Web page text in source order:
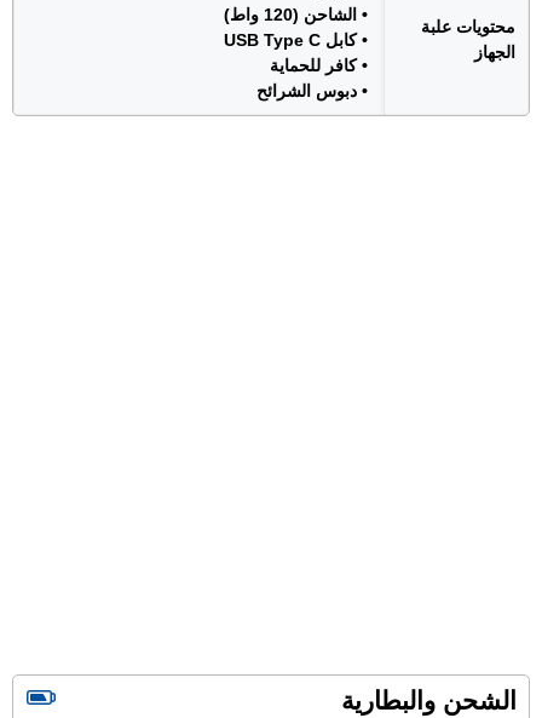
محتويات علبة
الجهاز
• الشاحن (120 واط)
• كابل USB Type C
• كافر للحماية
• دبوس الشرائح
الشحن والبطارية